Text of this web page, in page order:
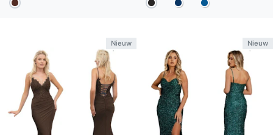
Nieuw Nieuw